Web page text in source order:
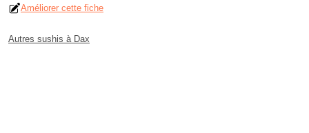
Améliorer cette fiche
Autres sushis à Dax